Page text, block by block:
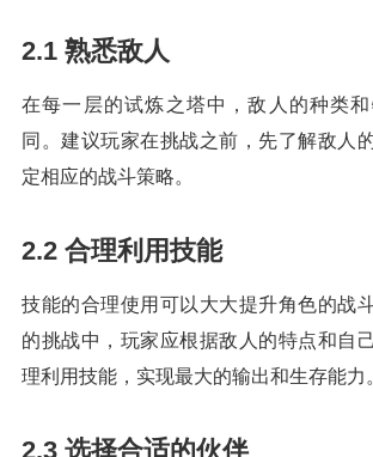
2.1 熟悉敌人
在每一层的试炼之塔中，敌人的种类
同。建议玩家在挑战之前，先了解敌人
定相应的战斗策略。
2.2 合理利用技能
技能的合理使用可以大大提升角色的战
的挑战中，玩家应根据敌人的特点和自
理利用技能，实现最大的输出和生存能力
2.3 选择合适的伙伴